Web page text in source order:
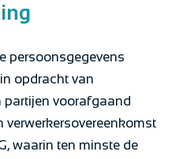
persoonsgegevens
opdracht van
partijen voorafgaand
verwerkersovereenkomst
waarin ten minste de